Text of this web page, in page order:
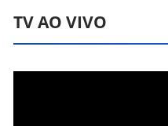
TV AO VIVO